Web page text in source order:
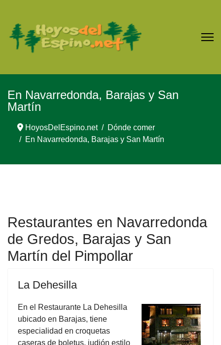
En Navarredonda, Barajas y San
Martín
HoyosDelEspino.net
Dónde comer
En Navarredonda, Barajas y San Martín
Restaurantes en Navarredonda
de Gredos, Barajas y San
Martín del Pimpollar
La Dehesilla
En el Restaurante La Dehesilla
ubicado en Barajas, tiene
especialidad en croquetas
caseras de boletus, judión estilo